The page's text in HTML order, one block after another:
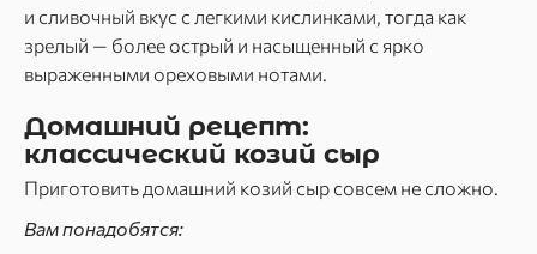
и сливочный вкус с легкими кислинками, тогда как
зрелый — более острый и насыщенный с ярко
выраженными ореховыми нотами.
Домашний рецепт:
классический козий сыр
Приготовить домашний козий сыр совсем не сложно.
Вам понадобятся: